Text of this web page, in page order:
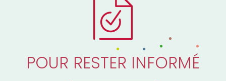
POUR RESTER INFORMÉ